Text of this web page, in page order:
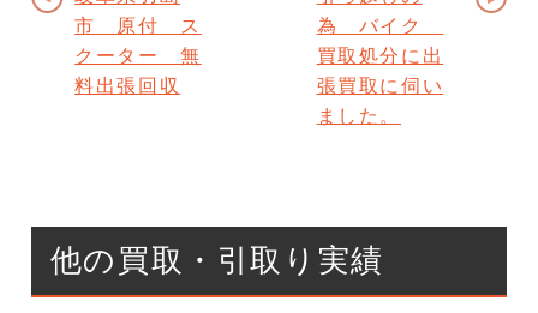
市 原付 ス
クーター 無
料出張回収
為 バイク
買取処分に出
張買取に伺い
ました。
他の買取・引取り実績